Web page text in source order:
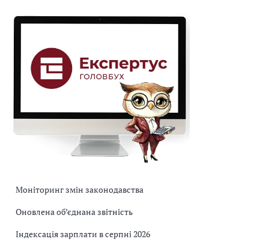
Моніторинг змін законодавства
Оновлена об’єднана звітність
Індексація зарплати в серпні 2026